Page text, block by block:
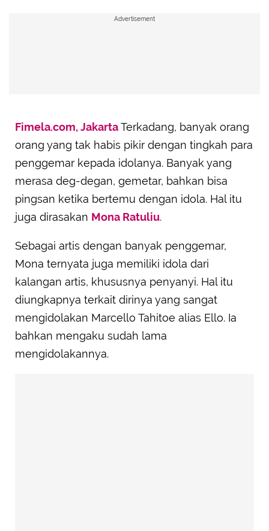
Advertisement
Fimela.com, JakartaTerkadang, banyak orang
orang yang tak habis pikir dengan tingkah para
penggemar kepada idolanya. Banyak yang
merasa deg-degan, gemetar, bahkan bisa
pingsan ketika bertemu dengan idola. Hal itu
juga dirasakan Mona Ratuliu.
Sebagai artis dengan banyak penggemar,
Mona ternyata juga memiliki idola dari
kalangan artis, khususnya penyanyi. Hal itu
diungkapnya terkait dirinya yang sangat
mengidolakan Marcello Tahitoe alias Ello. Ia
bahkan mengaku sudah lama
mengidolakannya.